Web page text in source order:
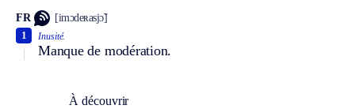
FR [imɔdeʀasjɔ̃]
Inusité.
Manque de modération.
1
À découvrir